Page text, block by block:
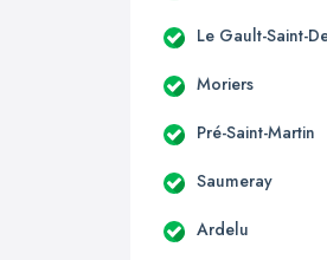
Le Gault-Saint-
Moriers
Pré-Saint-Martin
Saumeray
Ardelu